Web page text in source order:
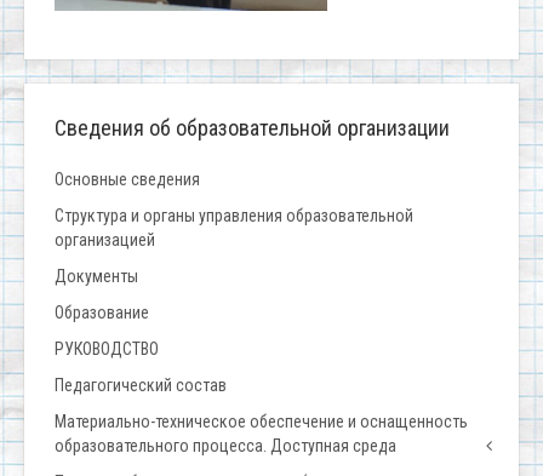
Сведения об образовательной организации
Основные сведения
Структура и органы управления образовательной
организацией
Документы
Образование
РУКОВОДСТВО
Педагогический состав
Материально-техническое обеспечение и оснащенность
образовательного процесса. Доступная среда